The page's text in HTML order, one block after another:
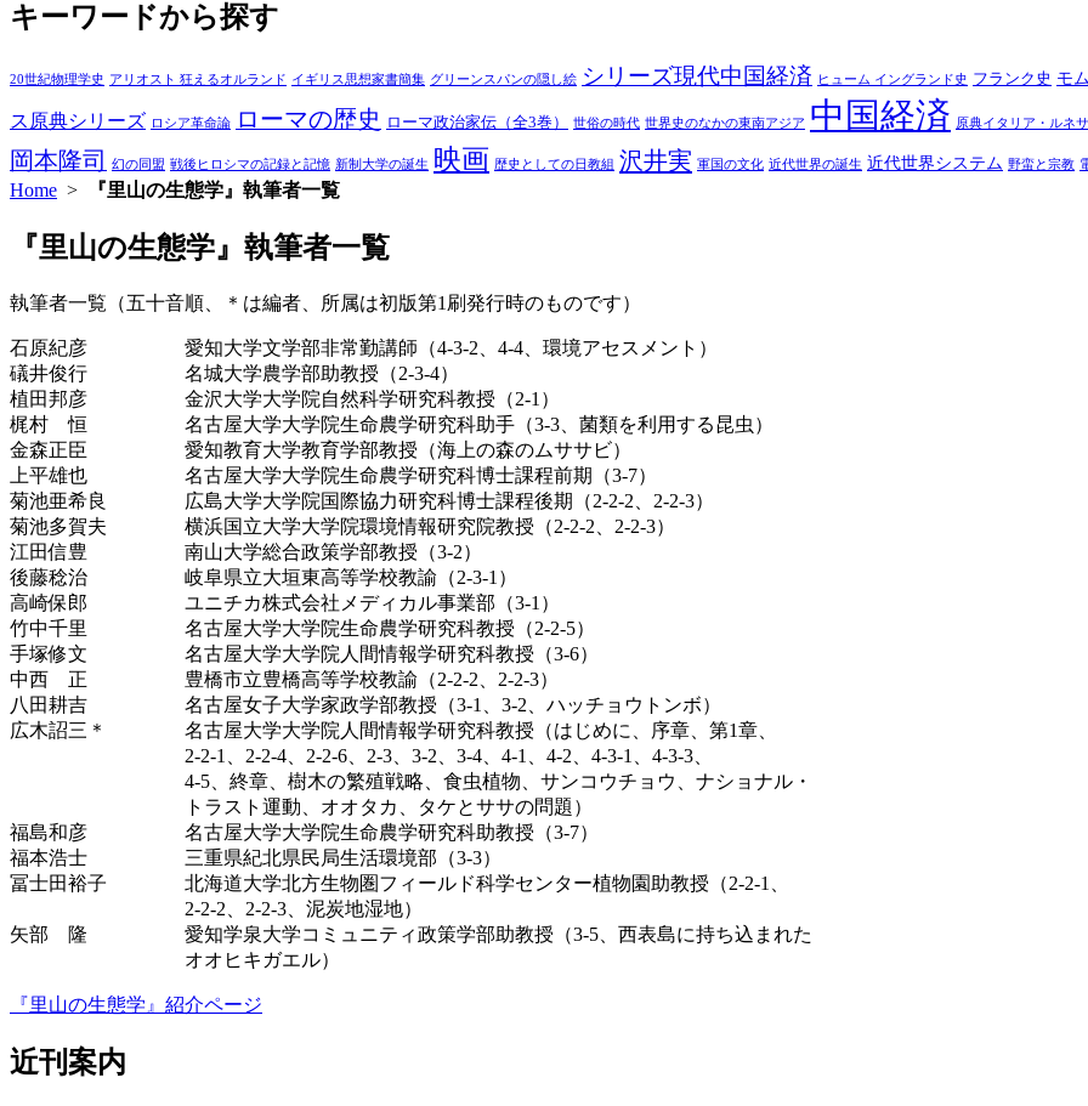
キーワードから探す
20世紀物理学史 アリオスト 狂えるオルランド イギリス思想家書簡集 グリーンスパンの隠し絵 シリーズ現代中国経済 ヒューム イングランド史 フランク史 モ
ス原典シリーズ ロシア革命論 ローマの歴史 ローマ政治家伝（全3巻） 世俗の時代 世界史のなかの東南アジア 中国経済 原典イタリア・ルネ
岡本隆司 幻の同盟 戦後ヒロシマの記録と記憶 新制大学の誕生 映画 歴史としての日教組 沢井実 軍国の文化 近代世界の誕生 近代世界システム 野蛮と宗教
Home > 『里山の生態学』執筆者一覧
『里山の生態学』執筆者一覧
執筆者一覧（五十音順、＊は編者、所属は初版第1刷発行時のものです）
石原紀彦 愛知大学文学部非常勤講師（4-3-2、4-4、環境アセスメント）
礒井俊行 名城大学農学部助教授（2-3-4）
植田邦彦 金沢大学大学院自然科学研究科教授（2-1）
梶村 恒 名古屋大学大学院生命農学研究科助手（3-3、菌類を利用する昆虫）
金森正臣 愛知教育大学教育学部教授（海上の森のムササビ）
上平雄也 名古屋大学大学院生命農学研究科博士課程前期（3-7）
菊池亜希良 広島大学大学院国際協力研究科博士課程後期（2-2-2、2-2-3）
菊池多賀夫 横浜国立大学大学院環境情報研究院教授（2-2-2、2-2-3）
江田信豊 南山大学総合政策学部教授（3-2）
後藤稔治 岐阜県立大垣東高等学校教諭（2-3-1）
高崎保郎 ユニチカ株式会社メディカル事業部（3-1）
竹中千里 名古屋大学大学院生命農学研究科教授（2-2-5）
手塚修文 名古屋大学大学院人間情報学研究科教授（3-6）
中西 正 豊橋市立豊橋高等学校教諭（2-2-2、2-2-3）
八田耕吉 名古屋女子大学家政学部教授（3-1、3-2、ハッチョウトンボ）
広木詔三＊ 名古屋大学大学院人間情報学研究科教授（はじめに、序章、第1章、
2-2-1、2-2-4、2-2-6、2-3、3-2、3-4、4-1、4-2、4-3-1、4-3-3、
4-5、終章、樹木の繁殖戦略、食虫植物、サンコウチョウ、ナショナル・
トラスト運動、オオタカ、タケとササの問題）
福島和彦 名古屋大学大学院生命農学研究科助教授（3-7）
福本浩士 三重県紀北県民局生活環境部（3-3）
冨士田裕子 北海道大学北方生物圏フィールド科学センター植物園助教授（2-2-1、
2-2-2、2-2-3、泥炭地湿地）
矢部 隆 愛知学泉大学コミュニティ政策学部助教授（3-5、西表島に持ち込まれた
オオヒキガエル）
『里山の生態学』紹介ページ
近刊案内